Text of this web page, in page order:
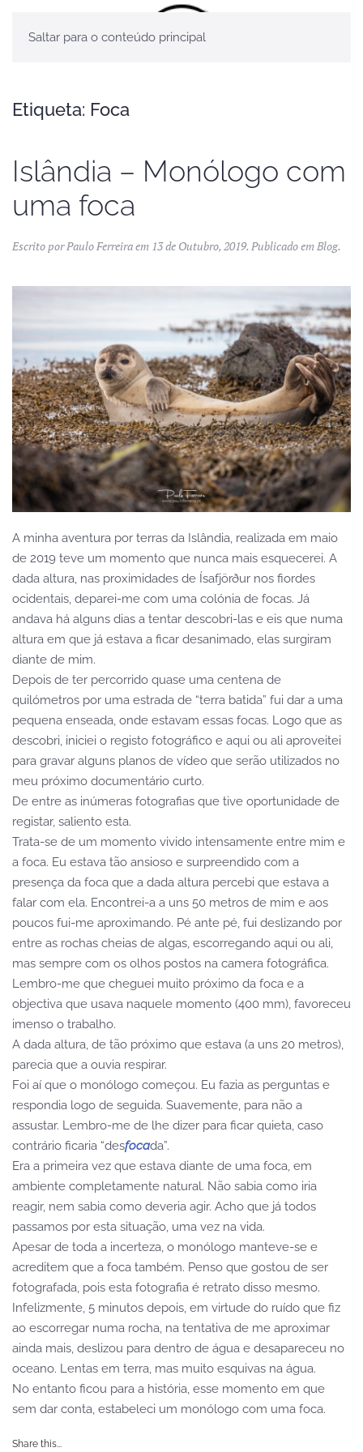
Saltar para o conteúdo principal
Etiqueta: Foca
Islândia – Monólogo com
uma foca
Escrito porPaulo Ferreiraem 13 de Outubro, 2019. Publicado emBlog.
A minha aventura por terras da Islândia, realizada em maio
de 2019 teve um momento que nunca mais esquecerei. A
dada altura, nas proximidades de Ísafjörður nos fiordes
ocidentais, deparei-me com uma colónia de focas. Já
andava há alguns dias a tentar descobri-las e eis que numa
altura em que já estava a ficar desanimado, elas surgiram
diante de mim.
Depois de ter percorrido quase uma centena de
quilómetros por uma estrada de “terra batida” fui dar a uma
pequena enseada, onde estavam essas focas. Logo que as
descobri, iniciei o registo fotográfico e aqui ou ali aproveitei
para gravar alguns planos de vídeo que serão utilizados no
meu próximo documentário curto.
De entre as inúmeras fotografias que tive oportunidade de
registar, saliento esta.
Trata-se de um momento vivido intensamente entre mim e
a foca. Eu estava tão ansioso e surpreendido com a
presença da foca que a dada altura percebi que estava a
falar com ela. Encontrei-a a uns 50 metros de mim e aos
poucos fui-me aproximando. Pé ante pé, fui deslizando por
entre as rochas cheias de algas, escorregando aqui ou ali,
mas sempre com os olhos postos na camera fotográfica.
Lembro-me que cheguei muito próximo da foca e a
objectiva que usava naquele momento (400 mm), favoreceu
imenso o trabalho.
A dada altura, de tão próximo que estava (a uns 20 metros),
parecia que a ouvia respirar.
Foi aí que o monólogo começou. Eu fazia as perguntas e
respondia logo de seguida. Suavemente, para não a
assustar. Lembro-me de lhe dizer para ficar quieta, caso
contrário ficaria “desfocada”.
Era a primeira vez que estava diante de uma foca, em
ambiente completamente natural. Não sabia como iria
reagir, nem sabia como deveria agir. Acho que já todos
passamos por esta situação, uma vez na vida.
Apesar de toda a incerteza, o monólogo manteve-se e
acreditem que a foca também. Penso que gostou de ser
fotografada, pois esta fotografia é retrato disso mesmo.
Infelizmente, 5 minutos depois, em virtude do ruído que fiz
ao escorregar numa rocha, na tentativa de me aproximar
ainda mais, deslizou para dentro de água e desapareceu no
oceano. Lentas em terra, mas muito esquivas na água.
No entanto ficou para a história, esse momento em que
sem dar conta, estabeleci um monólogo com uma foca.
Share this...